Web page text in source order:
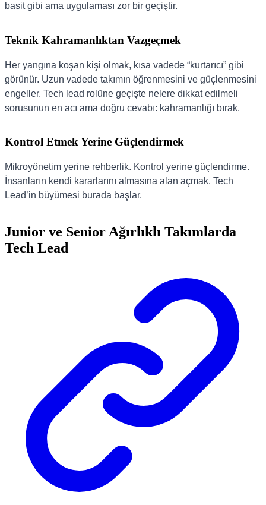
basit gibi ama uygulaması zor bir geçiştir.
Teknik Kahramanlıktan Vazgeçmek
Her yangına koşan kişi olmak, kısa vadede “kurtarıcı” gibi
görünür. Uzun vadede takımın öğrenmesini ve güçlenmesini
engeller. Tech lead rolüne geçişte nelere dikkat edilmeli
sorusunun en acı ama doğru cevabı: kahramanlığı bırak.
Kontrol Etmek Yerine Güçlendirmek
Mikroyönetim yerine rehberlik. Kontrol yerine güçlendirme.
İnsanların kendi kararlarını almasına alan açmak. Tech
Lead’in büyümesi burada başlar.
Junior ve Senior Ağırlıklı Takımlarda
Tech Lead